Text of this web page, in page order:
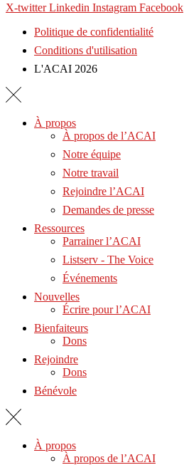
X-twitter Linkedin Instagram Facebook
Politique de confidentialité
Conditions d'utilisation
L'ACAI 2026
À propos
À propos de l’ACAI
Notre équipe
Notre travail
Rejoindre l’ACAI
Demandes de presse
Ressources
Parrainer l’ACAI
Listserv - The Voice
Événements
Nouvelles
Écrire pour l’ACAI
Bienfaiteurs
Dons
Rejoindre
Dons
Bénévole
À propos
À propos de l’ACAI